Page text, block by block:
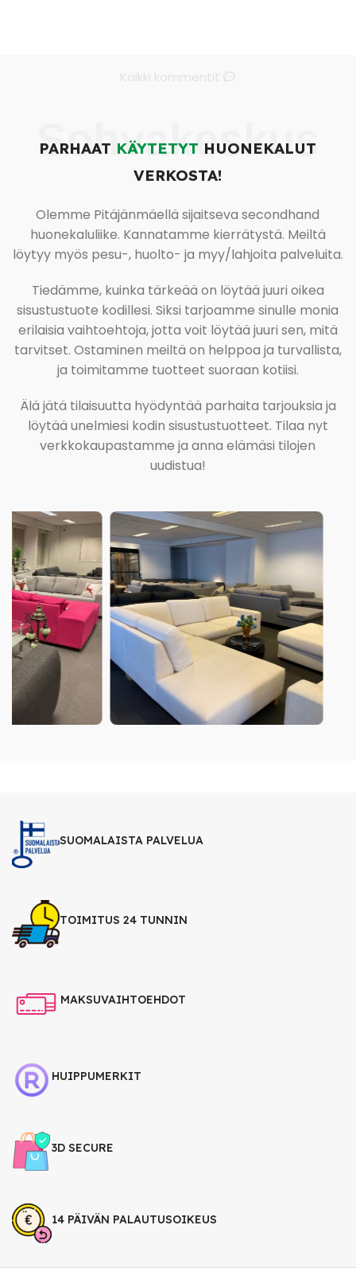
Sohvakeskus
PARHAAT KÄYTETYT HUONEKALUT
VERKOSTA!
Olemme Pitäjänmäellä sijaitseva secondhand
huonekaluliike. Kannatamme kierrätystä. Meiltä
löytyy myös pesu-, huolto- ja myy/lahjoita palveluita.
Tiedämme, kuinka tärkeää on löytää juuri oikea
sisustustuote kodillesi. Siksi tarjoamme sinulle monia
erilaisia vaihtoehtoja, jotta voit löytää juuri sen, mitä
tarvitset. Ostaminen meiltä on helppoa ja turvallista,
ja toimitamme tuotteet suoraan kotiisi.
Älä jätä tilaisuutta hyödyntää parhaita tarjouksia ja
löytää unelmiesi kodin sisustustuotteet. Tilaa nyt
verkkokaupastamme ja anna elämäsi tilojen
uudistua!
SUOMALAISTA PALVELUA
TOIMITUS 24 TUNNIN
MAKSUVAIHTOEHDOT
HUIPPUMERKIT
3D SECURE
14 PÄIVÄN PALAUTUSOIKEUS